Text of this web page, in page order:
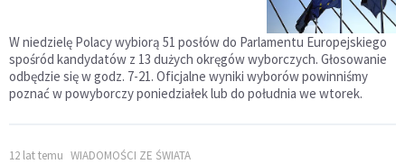
W niedzielę Polacy wybiorą 51 posłów do Parlamentu Europejskiego
spośród kandydatów z 13 dużych okręgów wyborczych. Głosowanie
odbędzie się w godz. 7-21. Oficjalne wyniki wyborów powinniśmy
poznać w powyborczy poniedziałek lub do południa we wtorek.
12 lat temu WIADOMOŚCI ZE ŚWIATA